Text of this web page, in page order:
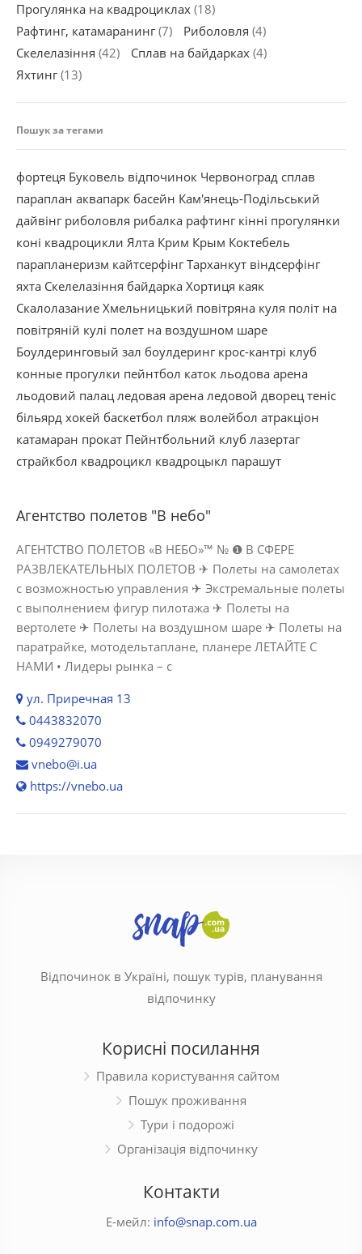
Прогулянка на квадроциклах (18)
Рафтинг, катамаранинг(7) Риболовля (4)
Скелелазіння (42) Сплав на байдарках (4)
Яхтинг(13)
Пошук за тегами
фортеця Буковель відпочинок Червоноград сплав
параплан аквапарк басейн Кам'янець-Подільський
дайвінг риболовля рибалка рафтинг кінні прогулянки
коні квадроцикли Ялта Крим Крым Коктебель
парапланеризм кайтсерфінг Тарханкут віндсерфінг
яхта Скелелазіння байдарка Хортиця каяк
Скалолазание Хмельницький повітряна куля політ на
повітряній кулі полет на воздушном шаре
Боулдеринговый зал боулдеринг крос-кантрі клуб
конные прогулки пейнтбол каток льодова арена
льодовий палац ледовая арена ледовой дворец теніс
більярд хокей баскетбол пляж волейбол атракціон
катамаран прокат Пейнтбольний клуб лазертаг
страйкбол квадроцикл квадроцыкл парашут
Агентство полетов "В небо"
АГЕНТСТВО ПОЛЕТОВ «В НЕБО»™ № ❶ В СФЕРЕ
РАЗВЛЕКАТЕЛЬНЫХ ПОЛЕТОВ ✈ Полеты на самолетах
с возможностью управления ✈ Экстремальные полеты
с выполнением фигур пилотажа ✈ Полеты на
вертолете ✈ Полеты на воздушном шаре ✈ Полеты на
паратрайке, мотодельтаплане, планере ЛЕТАЙТЕ С
НАМИ • Лидеры рынка – с
ул. Приречная 13
0443832070
0949279070
vnebo@i.ua
https://vnebo.ua
Відпочинок в Україні, пошук турів, планування
відпочинку
Корисні посилання
Правила користування сайтом
Пошук проживання
Тури і подорожі
Організація відпочинку
Контакти
Е-мейл: info@snap.com.ua